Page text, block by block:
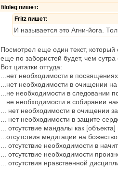
filoleg пишет:
Fritz пишет:
И называется это Агни-йога.
Посмотрел еще один текст,
еще по забористей будет, чем сутра
Вот цитатки оттуда:
...нет необходимости в
...нет необходимости в очищении
...не необходимости в следовании
...не необходимости в собирании
... нет необходимости в очищении
... нет необходимости в защите
... отсутствие мандалы как
...отсутствия медитации на
... отсутствие необходимости в
... отсутствие необходимости
... отсутствия нравственной